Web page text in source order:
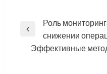
Навигация
записям
Previous
Post
Роль
снижении
Эффективные